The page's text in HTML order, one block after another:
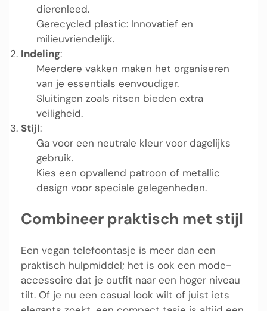
dierenleed.
Gerecycled plastic: Innovatief en
milieuvriendelijk.
Indeling:
Meerdere vakken maken het organiseren
van je essentials eenvoudiger.
Sluitingen zoals ritsen bieden extra
veiligheid.
Stijl:
Ga voor een neutrale kleur voor dagelijks
gebruik.
Kies een opvallend patroon of metallic
design voor speciale gelegenheden.
Combineer praktisch met stijl
Een vegan telefoontasje is meer dan een
praktisch hulpmiddel; het is ook een mode-
accessoire dat je outfit naar een hoger niveau
tilt. Of je nu een casual look wilt of juist iets